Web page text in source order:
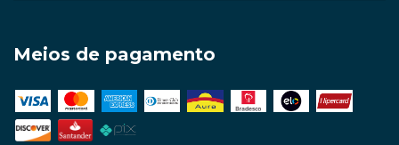
Meios de pagamento